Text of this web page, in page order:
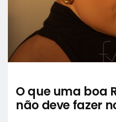
O que uma boa
não deve fazer